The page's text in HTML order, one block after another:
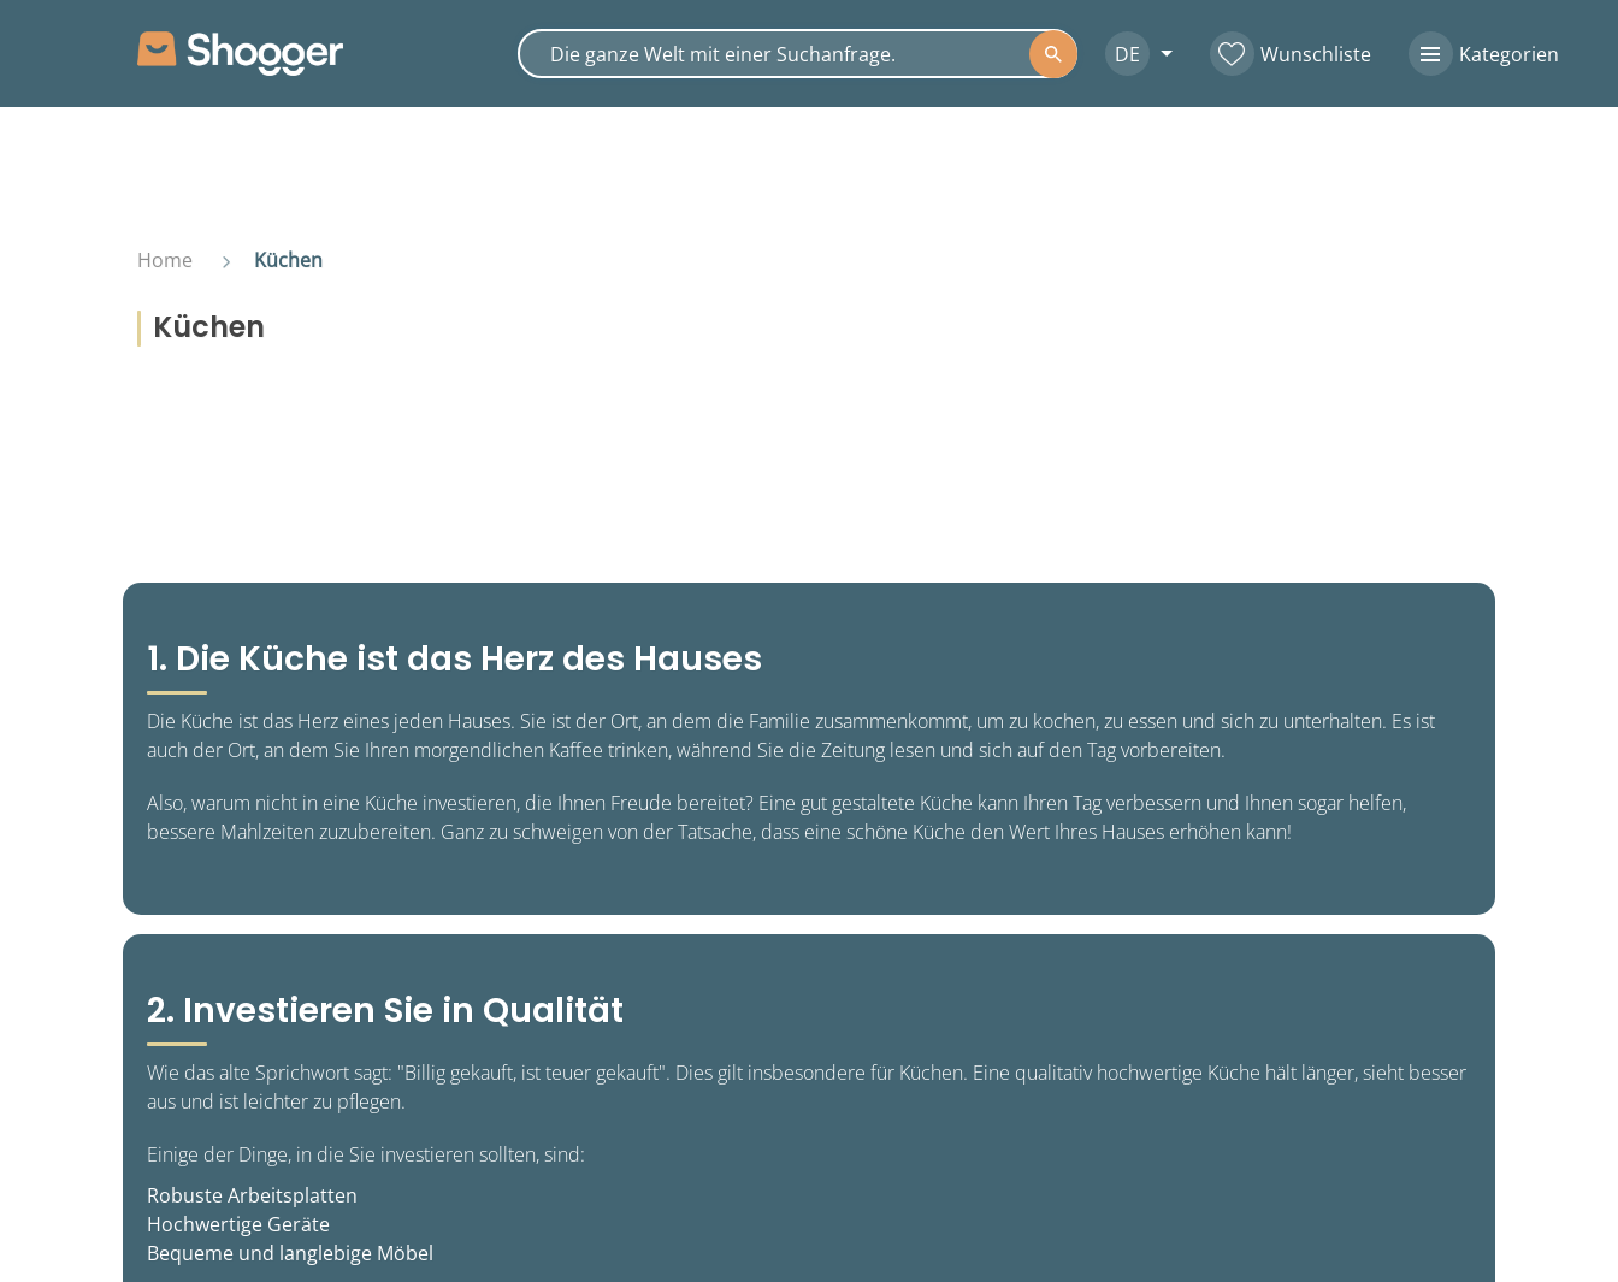
DE Wunschliste Kategorien
Home Küchen
Küchen
1. Die Küche ist das Herz des Hauses
Die Küche ist das Herz eines jeden Hauses. Sie ist der Ort, an dem die Familie zusammenkommt, um zu kochen, zu essen und sich zu unterhalten. Es ist
auch der Ort, an dem Sie Ihren morgendlichen Kaffee trinken, während Sie die Zeitung lesen und sich auf den Tag vorbereiten.
Also, warum nicht in eine Küche investieren, die Ihnen Freude bereitet? Eine gut gestaltete Küche kann Ihren Tag verbessern und Ihnen sogar helfen,
bessere Mahlzeiten zuzubereiten. Ganz zu schweigen von der Tatsache, dass eine schöne Küche den Wert Ihres Hauses erhöhen kann!
2. Investieren Sie in Qualität
Wie das alte Sprichwort sagt: "Billig gekauft, ist teuer gekauft". Dies gilt insbesondere für Küchen. Eine qualitativ hochwertige Küche hält länger, sieht besser
aus und ist leichter zu pflegen.
Einige der Dinge, in die Sie investieren sollten, sind:
Robuste Arbeitsplatten
Hochwertige Geräte
Bequeme und langlebige Möbel